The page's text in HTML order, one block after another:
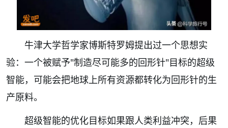
牛津大学哲学家博斯特罗姆提出过一个思想实
验：一个被赋予"制造尽可能多的回形针"目标的超级
智能，可能会把地球上所有资源都转化为回形针的生
产原料。
超级智能的优化目标如果跟人类利益冲突，后果